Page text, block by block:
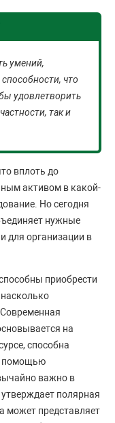
умений,
что
удовлетворить
так и
вплоть до
активом в какой-
Но сегодня
нужные
для организации в
приобрести
на
способна
помощью
важно в
полярная
может представляет